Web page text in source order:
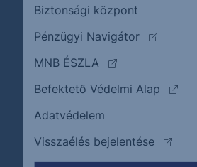
Biztonsági központ
Pénzügyi Navigátor
(külső
MNB ÉSZLA
(külső oldalra
Befektető Védelmi Alap
Adatvédelem
Visszaélés bejelentése
(külső